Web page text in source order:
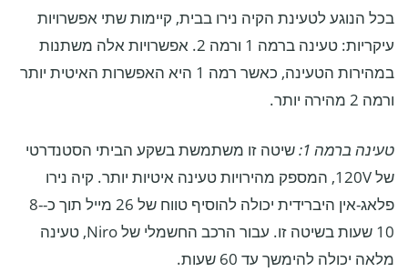
בכל הנוגע לטעינת הקיה נירו בבית, קיימות שתי אפשרויות
עיקריות: טעינה ברמה 1 ורמה 2. אפשרויות אלה משתנות
במהירות הטעינה, כאשר רמה 1 היא האפשרות האיטית יותר
ורמה 2 מהירה יותר.
טעינה ברמה 1:
שיטה זו משתמשת בשקע הביתי הסטנדרטי
של 120V, המספק מהירויות טעינה איטיות יותר. קיה נירו
פלאג-אין היברידית יכולה להוסיף טווח של 26 מייל תוך כ-8-
10 שעות בשיטה זו. עבור הרכב החשמלי של Niro, טעינה
מלאה יכולה להימשך עד 60 שעות.